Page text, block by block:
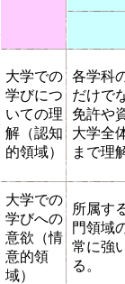
大学での
学びにつ
いての理
解（認知
的領域）
各学科
だけで
免許や
大学全
まで理
大学での
学びへの
意欲（情
意的領
域）
所属す
門領域
常に強
る。